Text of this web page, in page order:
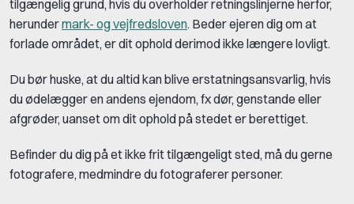
tilgængelig grund, hvis du overholder retningslinjerne herfor,
herundermark- og vejfredsloven. Beder ejeren dig om at
forlade området, er dit ophold derimod ikke længere lovligt.
Du bør huske, at du altid kan blive erstatningsansvarlig, hvis
du ødelægger en andens ejendom, fx dør, genstande eller
afgrøder, uanset om dit ophold på stedet er berettiget.
Befinder du dig på et ikke frit tilgængeligt sted, må du gerne
fotografere, medmindre du fotograferer personer.